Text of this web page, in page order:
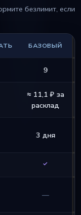
безлимит, если
БАЗОВЫЙ
9
≈ 11,1 ₽ за
расклад
3 дня
—